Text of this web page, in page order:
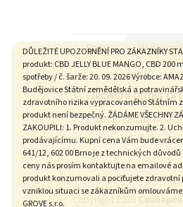
DŮLEŽITÉ UPOZORNĚNÍ PRO ZÁKAZNÍKY
produkt: CBD JELLY BLUE MANGO, CBD
spotřeby / č. šarže: 20. 09. 2026 Výrobce:
Budějovice Státní zemědělská a
zdravotního rizika vypracovaného
produkt není bezpečný. ŽÁDÁME VŠECHNY
ZAKOUPILI: 1. Produkt nekonzumujte. 2.
prodávajícímu. Kupní cena Vám bude
641/12, 602 00 Brno je z technických
ceny nás prosím kontaktujte na emailové
produkt konzumovali a pociťujete zdravotní
vzniklou situaci se zákazníkům omlouváme
GROVE s.r.o.
Popis Hodnocení
Detailní popis
Popis produktu není